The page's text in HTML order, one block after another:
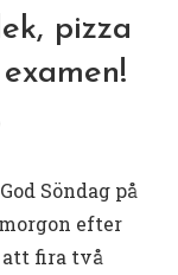
pizza
Söndag på
efter
fira två